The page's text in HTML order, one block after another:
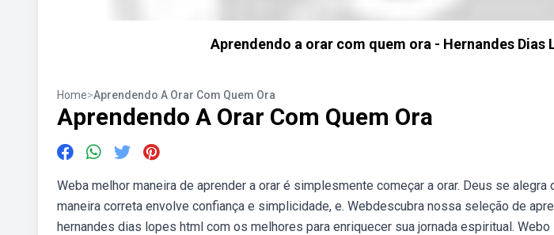
Aprendendo a orar com quem ora - Hernandes Dias
Home>Aprendendo A Orar Com Quem Ora
Aprendendo A Orar Com Quem Ora
Weba melhor maneira de aprender a orar é simplesmente começar a orar. Deus se alegra
maneira correta envolve confiança e simplicidade, e. Webdescubra nossa seleção de
hernandes dias lopes html com os melhores para enriquecer sua jornada espiritual.